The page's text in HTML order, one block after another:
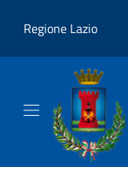
Regione Lazio